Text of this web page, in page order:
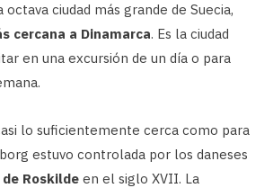
ciudad más grande de Suecia,
cercana a Dinamarca. Es la ciudad
en una excursión de un día o para
lo suficientemente cerca como para
estuvo controlada por los daneses
Roskilde en el siglo XVII. La